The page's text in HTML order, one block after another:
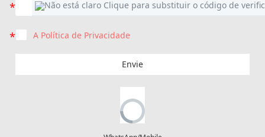
A Política de Privacidade
Envie